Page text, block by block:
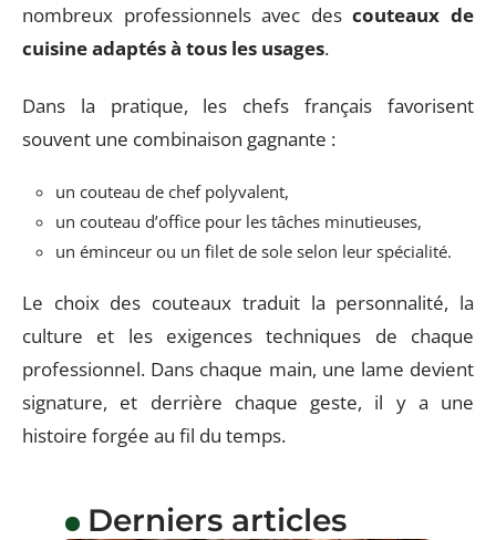
nombreux professionnels avec descouteaux de
cuisine adaptés à tous les usages.
Dans la pratique, les chefs français favorisent
souvent une combinaison gagnante :
un couteau de chef polyvalent,
un couteau d’office pour les tâches minutieuses,
un éminceur ou un filet de sole selon leur spécialité.
Le choix des couteaux traduit la personnalité, la
culture et les exigences techniques de chaque
professionnel. Dans chaque main, une lame devient
signature, et derrière chaque geste, il y a une
histoire forgée au fil du temps.
Derniers articles